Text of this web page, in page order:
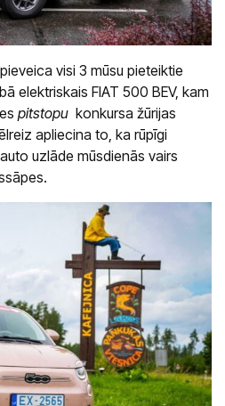
visi 3 mūsu pieteiktie
elektriskais FIAT 500 BEV, kam
pitstopu konkursa žūrijas
apliecina to, ka rūpīgi
uzlāde mūsdienās vairs